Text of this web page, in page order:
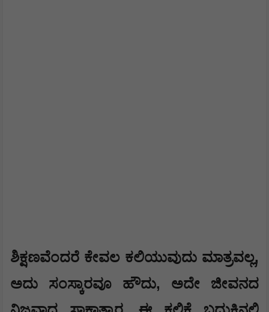
ಶಿಕ್ಷಣವೆಂದರೆ ಕೇವಲ ಕಲಿಯುವುದು ಮಾತ್ರವಲ್ಲ,
ಅದು ಸಂಸ್ಕಾರವೂ ಹೌದು, ಅದೇ ಜೀವನದ